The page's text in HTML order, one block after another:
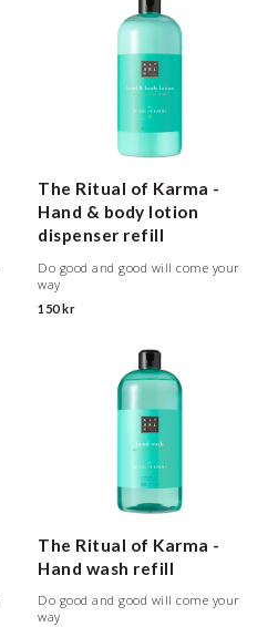
The Ritual of Karma -
Hand & body lotion
dispenser refill
Do good and good will come your
way
150 kr
The Ritual of Karma -
Hand wash refill
Do good and good will come your
way